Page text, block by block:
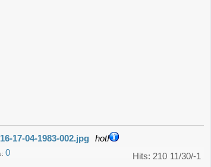
17-04-1983-002.jpg hot!
11/30/-1
Hits: 210
0